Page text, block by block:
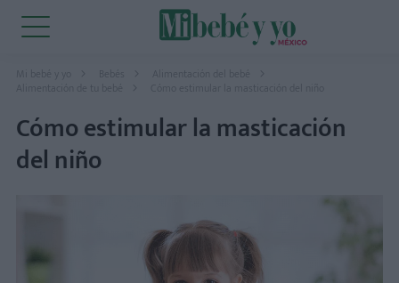
Mi bebé y yo Bebés
Alimentación del bebé
Alimentación de tu bebé
Cómo estimular la masticación del niño
Cómo estimular la masticación
del niño